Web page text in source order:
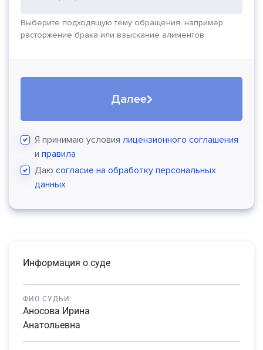
Выберите подходящую тему обращения, например:
расторжение брака или взыскание алиментов
Далее
Я принимаю условия лицензионного соглашения
и правила
Даю согласие на обработку персональных
данных
Информация о суде
ФИО СУДЬИ:
Аносова Ирина
Анатольевна